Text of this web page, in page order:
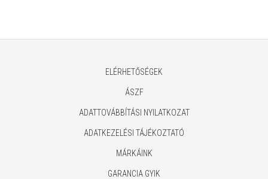
ELÉRHETŐSÉGEK
ÁSZF
ADATTOVÁBBÍTÁSI NYILATKOZAT
ADATKEZELÉSI TÁJÉKOZTATÓ
MÁRKÁINK
GARANCIA GYIK